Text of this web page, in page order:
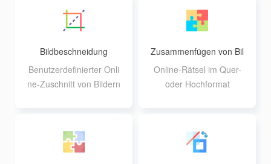
ch-Konvertierung
Bildbeschneidung
Benutzerdefinierter Onli
ne-Zuschnitt von Bildern
Zusammenfügen von Bil
dern
Online-Rätsel im Quer-
oder Hochformat